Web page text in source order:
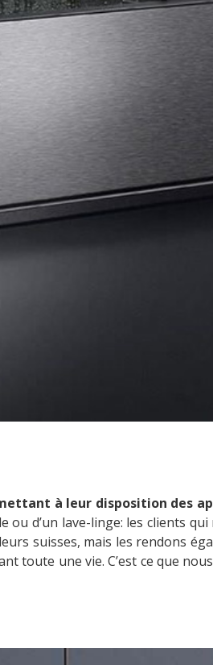
à leur disposition des
ou d’un lave-linge: les clients
suisses, mais les rendons
toute une vie. C’est ce que